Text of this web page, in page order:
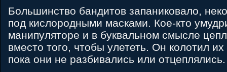
Большинство бандитов запаниковало,
под кислородными масками. Кое-кто
манипуляторе и в буквальном смысле
вместо того, чтобы улететь. Он колотил
пока они не разбивались или отцеплялись.